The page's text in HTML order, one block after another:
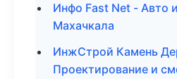
Инфо Fast Net - Авто
Махачкала
ИнжСтрой Камень
Проектирование и